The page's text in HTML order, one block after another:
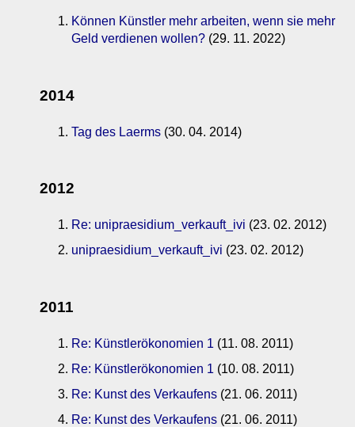
Können Künstler mehr arbeiten, wenn sie mehr
Geld verdienen wollen? (29. 11. 2022)
2014
Tag des Laerms (30. 04. 2014)
2012
Re: unipraesidium_verkauft_ivi (23. 02. 2012)
unipraesidium_verkauft_ivi (23. 02. 2012)
2011
Re: Künstlerökonomien 1 (11. 08. 2011)
Re: Künstlerökonomien 1 (10. 08. 2011)
Re: Kunst des Verkaufens (21. 06. 2011)
Re: Kunst des Verkaufens (21. 06. 2011)